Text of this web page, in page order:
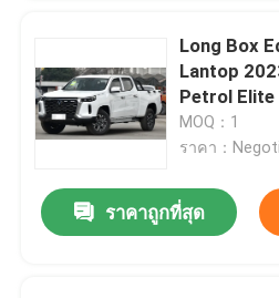
Long Box
Lantop
Petrol Elite
MOQ：1
ราคา：
ราคาถูกที่สุด